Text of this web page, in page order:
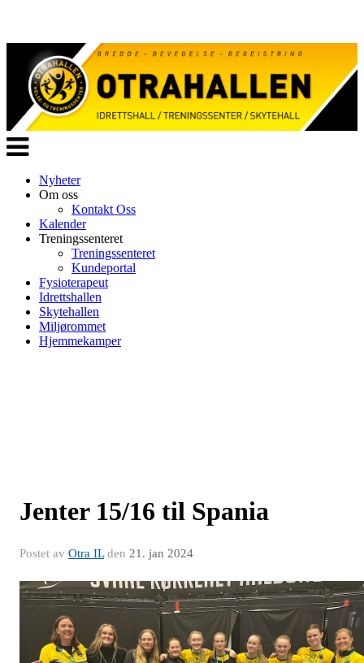
Veksle
navigasjon
Nyheter
Om oss
Kontakt Oss
Kalender
Treningssenteret
Treningssenteret
Kundeportal
Fysioterapeut
Idrettshallen
Skytehallen
Miljørommet
Hjemmekamper
Jenter 15/16 til Spania
Postet av Otra ILden 21. jan 2024